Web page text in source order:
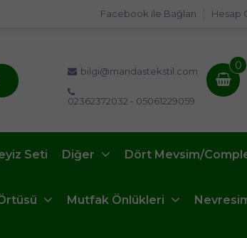
Hesap
Facebook ile Bağlan
bilgi@mandastekstil.com
02362372032 - 05061229059
0
Seti Diğer Dört Mevsim/
Mutfak Önlükleri